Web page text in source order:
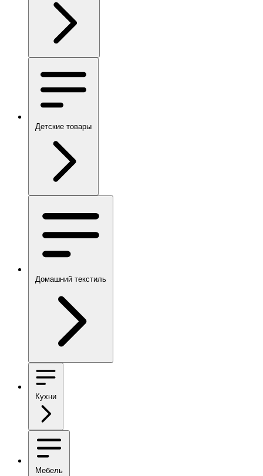
Детские товары
Домашний текстиль
Кухни
Мебель